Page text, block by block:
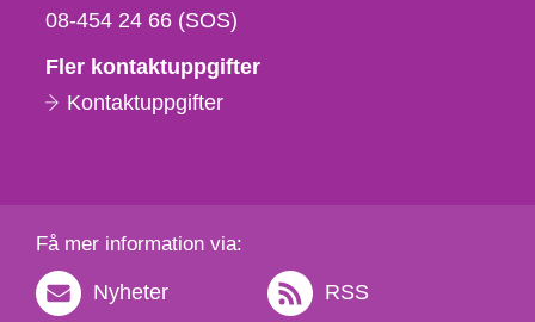
e-
08-454 24 66 (SOS)
Fler kontaktuppgifter
Kontaktuppgifter
Få mer information via:
Nyheter RSS